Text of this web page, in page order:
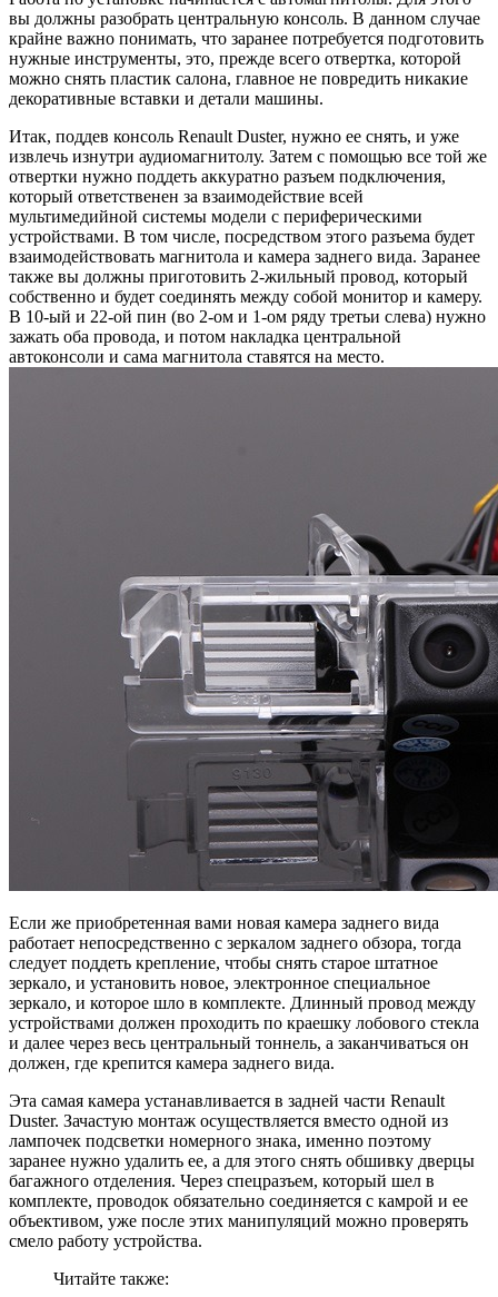
вы должны разобрать центральную консоль. В данном случае
крайне важно понимать, что заранее потребуется подготовить
нужные инструменты, это, прежде всего отвертка, которой
можно снять пластик салона, главное не повредить никакие
декоративные вставки и детали машины.
Итак, поддев консоль Renault Duster, нужно ее снять, и уже
извлечь изнутри аудиомагнитолу. Затем с помощью все той же
отвертки нужно поддеть аккуратно разъем подключения,
который ответственен за взаимодействие всей
мультимедийной системы модели с периферическими
устройствами. В том числе, посредством этого разъема будет
взаимодействовать магнитола и камера заднего вида. Заранее
также вы должны приготовить 2-жильный провод, который
собственно и будет соединять между собой монитор и камеру.
В 10-ый и 22-ой пин (во 2-ом и 1-ом ряду третьи слева) нужно
зажать оба провода, и потом накладка центральной
автоконсоли и сама магнитола ставятся на место.
Если же приобретенная вами новая камера заднего вида
работает непосредственно с зеркалом заднего обзора, тогда
следует поддеть крепление, чтобы снять старое штатное
зеркало, и установить новое, электронное специальное
зеркало, и которое шло в комплекте. Длинный провод между
устройствами должен проходить по краешку лобового стекла
и далее через весь центральный тоннель, а заканчиваться он
должен, где крепится камера заднего вида.
Эта самая камера устанавливается в задней части Renault
Duster. Зачастую монтаж осуществляется вместо одной из
лампочек подсветки номерного знака, именно поэтому
заранее нужно удалить ее, а для этого снять обшивку дверцы
багажного отделения. Через спецразъем, который шел в
комплекте, проводок обязательно соединяется с камрой и ее
объективом, уже после этих манипуляций можно проверять
смело работу устройства.
Читайте также: